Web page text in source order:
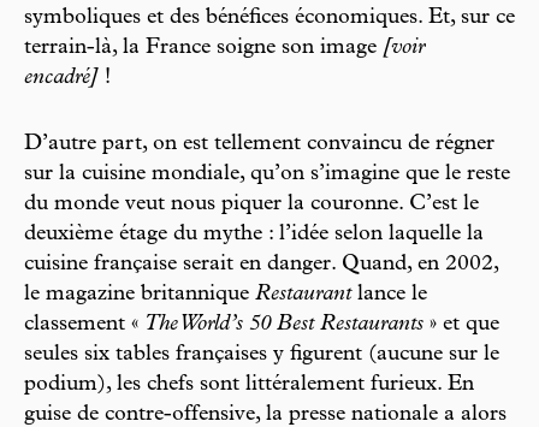
symboliques et des bénéfices économiques. Et, sur ce
terrain-là, la France soigne son image [voir
encadré] !
D’autre part, on est tellement convaincu de régner
sur la cuisine mondiale, qu’on s’imagine que le reste
du monde veut nous piquer la couronne. C’est le
deuxième étage du mythe : l’idée selon laquelle la
cuisine française serait en danger. Quand, en 2002,
le magazine britannique Restaurantlance le
classement « The World’s 50 Best Restaurants » et que
seules six tables françaises y figurent (aucune sur le
podium), les chefs sont littéralement furieux. En
guise de contre-offensive, la presse nationale a alors